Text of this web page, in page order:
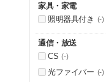
家具・家電
照明器具付き
(-)
通信・放送
CS (-)
光ファイバー (-)